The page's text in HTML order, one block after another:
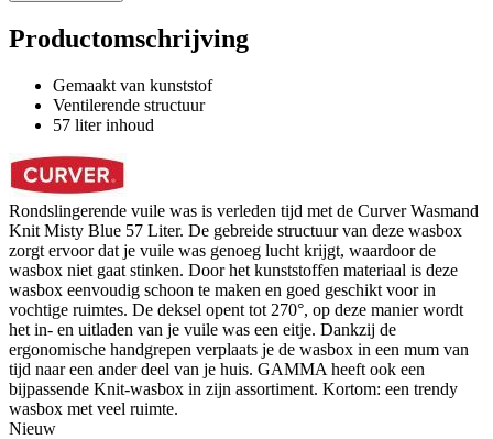
Productomschrijving
Gemaakt van kunststof
Ventilerende structuur
57 liter inhoud
Rondslingerende vuile was is verleden tijd met de Curver Wasmand
Knit Misty Blue 57 Liter. De gebreide structuur van deze wasbox
zorgt ervoor dat je vuile was genoeg lucht krijgt, waardoor de
wasbox niet gaat stinken. Door het kunststoffen materiaal is deze
wasbox eenvoudig schoon te maken en goed geschikt voor in
vochtige ruimtes. De deksel opent tot 270°, op deze manier wordt
het in- en uitladen van je vuile was een eitje. Dankzij de
ergonomische handgrepen verplaats je de wasbox in een mum van
tijd naar een ander deel van je huis. GAMMA heeft ook een
bijpassende Knit-wasbox in zijn assortiment. Kortom: een trendy
wasbox met veel ruimte.
Nieuw